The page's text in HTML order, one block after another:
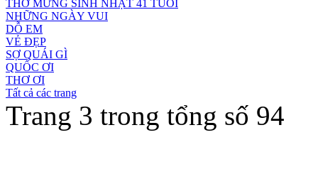
THƠ MỪNG SINH NHẬT 41 TUỔI
NHỮNG NGÀY VUI
DỖ EM
VẺ ĐẸP
SỢ QUÁI GÌ
QUỐC ƠI
THƠ ƠI
Tất cả các trang
Trang 3 trong tổng số 94